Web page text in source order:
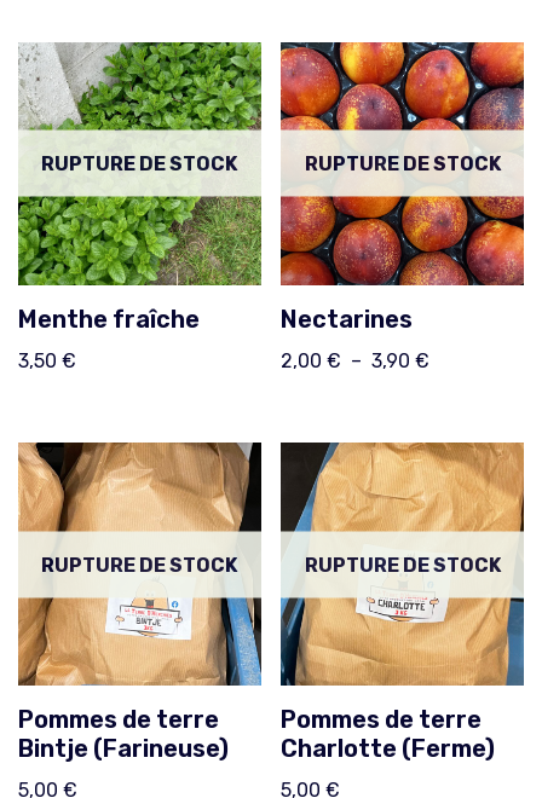
RUPTURE DE STOCK
Menthe fraîche
3,50 €
RUPTURE DE STOCK
Nectarines
2,00€ – 3,90€
RUPTURE DE STOCK
Pommes de terre
Bintje (Farineuse)
5,00 €
RUPTURE DE STOCK
Pommes de terre
Charlotte (Ferme)
5,00€